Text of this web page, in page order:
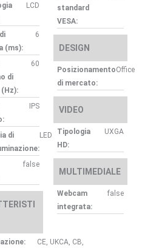
LCD
(ms):
6
di
60
IPS
di
LED
false
CE, UKCA, CB,
standard
VESA:
DESIGN
Posizionamento
di mercato:
Office
VIDEO
Tipologia
HD:
UXGA
MULTIMEDIALE
Webcam
integrata:
false